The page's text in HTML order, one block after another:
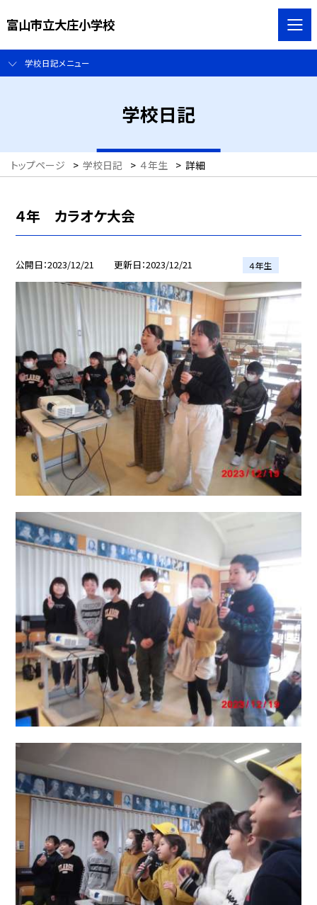
富山市立大庄小学校
学校日記メニュー
学校日記
トップページ > 学校日記 > ４年生 > 詳細
４年 カラオケ大会
公開日 2023/12/21 更新日 2023/12/21 ４年生